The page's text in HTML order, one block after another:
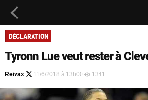
DÉCLARATION
Tyronn Lue veut rester à
Reivax 11/6/2018 à 13h00 1341